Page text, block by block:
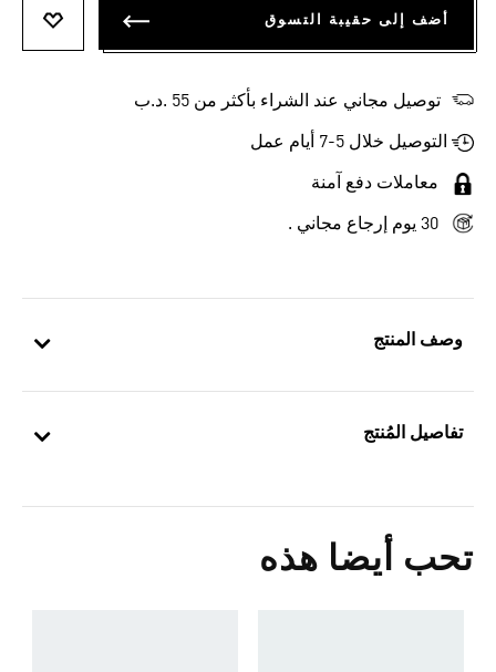
وصف المنتج
تفاصيل المُنتج
تحب أيضا هذه
أضف إلى حقيبة التسوق
توصيل مجاني عند الشراء بأكثر من 55 .د.ب‎
التوصيل خلال 5-7 أيام عمل
معاملات دفع آمنة